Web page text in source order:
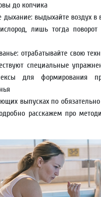
до копчика
выдыхайте воздух в
лишь тогда
отрабатывайте свою
специальные
для формирования
выпусках по
расскажем про